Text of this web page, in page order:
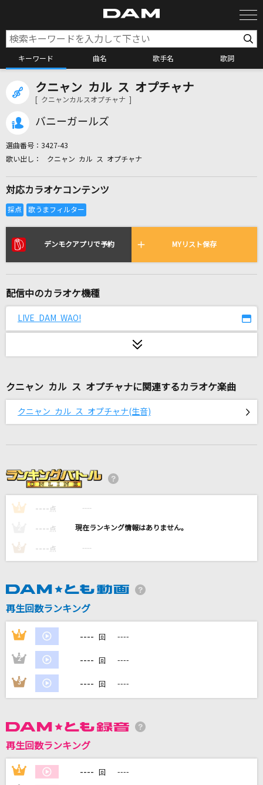
キーワード 曲名 歌手名 歌詞
カラオケ検索
リアルタイムで歌われている曲の一覧
Brave Love,TIGA
死神
Brand New
Mrs. GREEN APPLE
タイムマシン
セカンド・キス
しゅーず
THE BLUE HEARTS
一青 窈
[生音]希望の轍
サザンオールスターズ
[生音]Yes,Summerdays
GLAY
DAMの新曲・ランキングなど
クニャン カル ス オプチャナ
[ クニャンカルスオプチャナ ]
バニーガールズ
選曲番号： 3427-43
クニャン カル ス オプチャナ
対応カラオケコンテンツ
デンモクアプリで予約 MYリスト保存
配信中のカラオケ機種
LIVE DAM WAO!
クニャン カル ス オプチャナに関連するカラオケ楽曲
クニャン カル ス オプチャナ(生音)
1 ---- 点 ----
---- 点 ----
3 ---- 点 ----
再生回数ランキング
1 ---- 回 ----
2 ---- 回 ----
3 ---- 回 ----
再生回数ランキング
1 ---- 回 ----